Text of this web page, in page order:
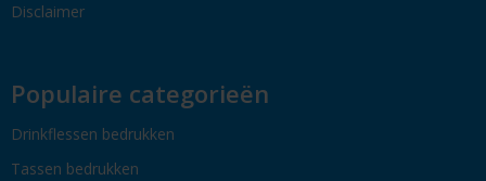
Disclaimer
Populaire categorieën
Drinkflessen bedrukken
Tassen bedrukken